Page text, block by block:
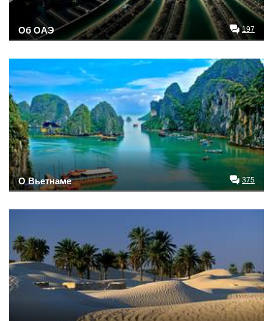
Об ОАЭ 197
О Вьетнаме 375